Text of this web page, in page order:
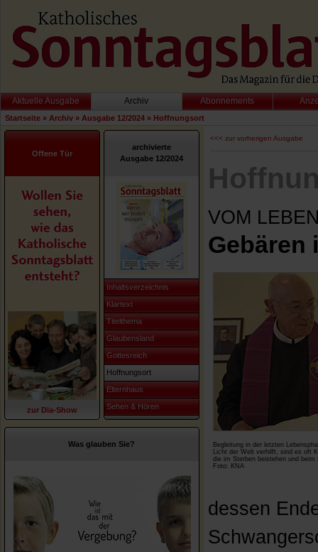
Aktuelle Ausgabe Archiv Abonnements
Startseite » Archiv » Ausgabe 12/2024 » Hoffnungsort
Offene Tür
zur Dia-Show
archivierte
Ausgabe 12/2024
Inhaltsverzeichnis
Klartext
Titelthema
Glaubensland
Gottesreich
Hoffnungsort
Elternhaus
Sehen & Hören
Was glauben Sie?
<<< zur vorherigen Ausgabe
VOM
Gebären
Begleitung in der letzten
Licht der Welt verhilft, sind es oft
die im Sterben beistehen und beim
Foto: KNA
dessen